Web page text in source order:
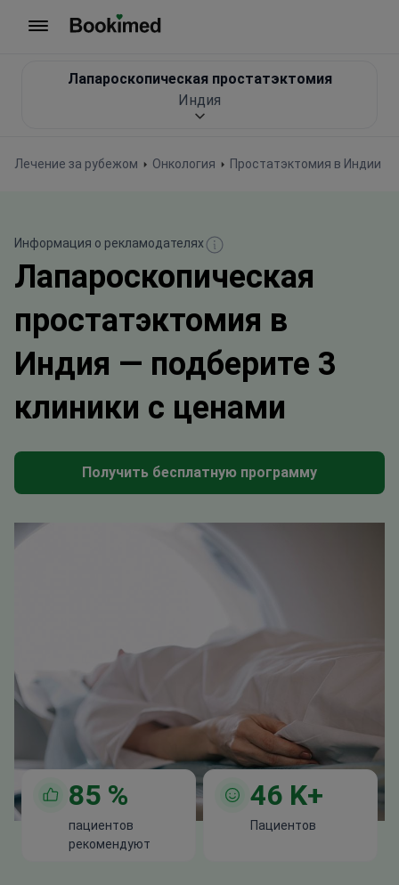
Лечение за рубежом Онкология Простатэктомия в Индии
Лапароскопическая простатэктомия
Индия
Информация о рекламодателях
Лапароскопическая
простатэктомия в
Индия — подберите 3
клиники с ценами
Получить бесплатную программу
85 %
пациентов
рекомендуют
46 K+
Пациентов